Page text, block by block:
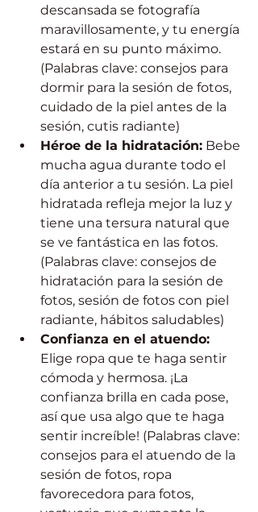
descansada se fotografía
maravillosamente, y tu energía
estará en su punto máximo.
(Palabras clave: consejos para
dormir para la sesión de fotos,
cuidado de la piel antes de la
sesión, cutis radiante)
Héroe de la hidratación: Bebe
mucha agua durante todo el
día anterior a tu sesión. La piel
hidratada refleja mejor la luz y
tiene una tersura natural que
se ve fantástica en las fotos.
(Palabras clave: consejos de
hidratación para la sesión de
fotos, sesión de fotos con piel
radiante, hábitos saludables)
Confianza en el atuendo:
Elige ropa que te haga sentir
cómoda y hermosa. ¡La
confianza brilla en cada pose,
así que usa algo que te haga
sentir increíble! (Palabras clave:
consejos para el atuendo de la
sesión de fotos, ropa
favorecedora para fotos,